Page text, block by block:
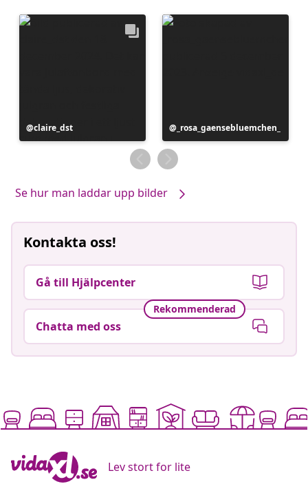
Inlägg
publicerat
claire_dst
Inlägg
publicerat
av
_rosa_gaensebluemchen_
Se hur man laddar upp bilder
Kontakta oss!
Gå till Hjälpcenter
Rekommenderad
Chatta med oss
Lev stort for lite